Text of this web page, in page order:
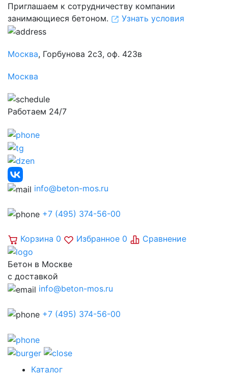
Приглашаем к сотрудничеству компании
занимающиеся бетоном.
Узнать условия
Москва, Горбунова 2с3, оф. 423в
Москва
Работаем 24/7
info@beton-mos.ru
+7 (495) 374-56-00
Корзина 0 Избранное 0 Сравнение
Бетон в Москве
с доставкой
info@beton-mos.ru
+7 (495) 374-56-00
Каталог